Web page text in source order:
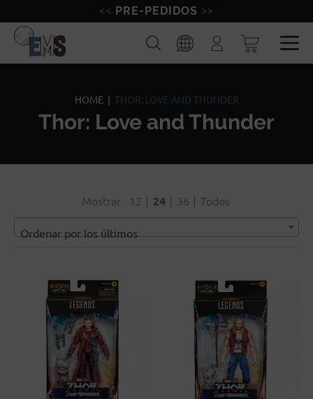
PRE-PEDIDOS
MINIATURAS
MODELISMO
MARCAS
Buscar
Iniciar
sesión
HOME THOR: LOVE AND THUNDER
Thor: Love and Thunder
Mostrar 12 24 36 Todos
Ordenar por los últimos